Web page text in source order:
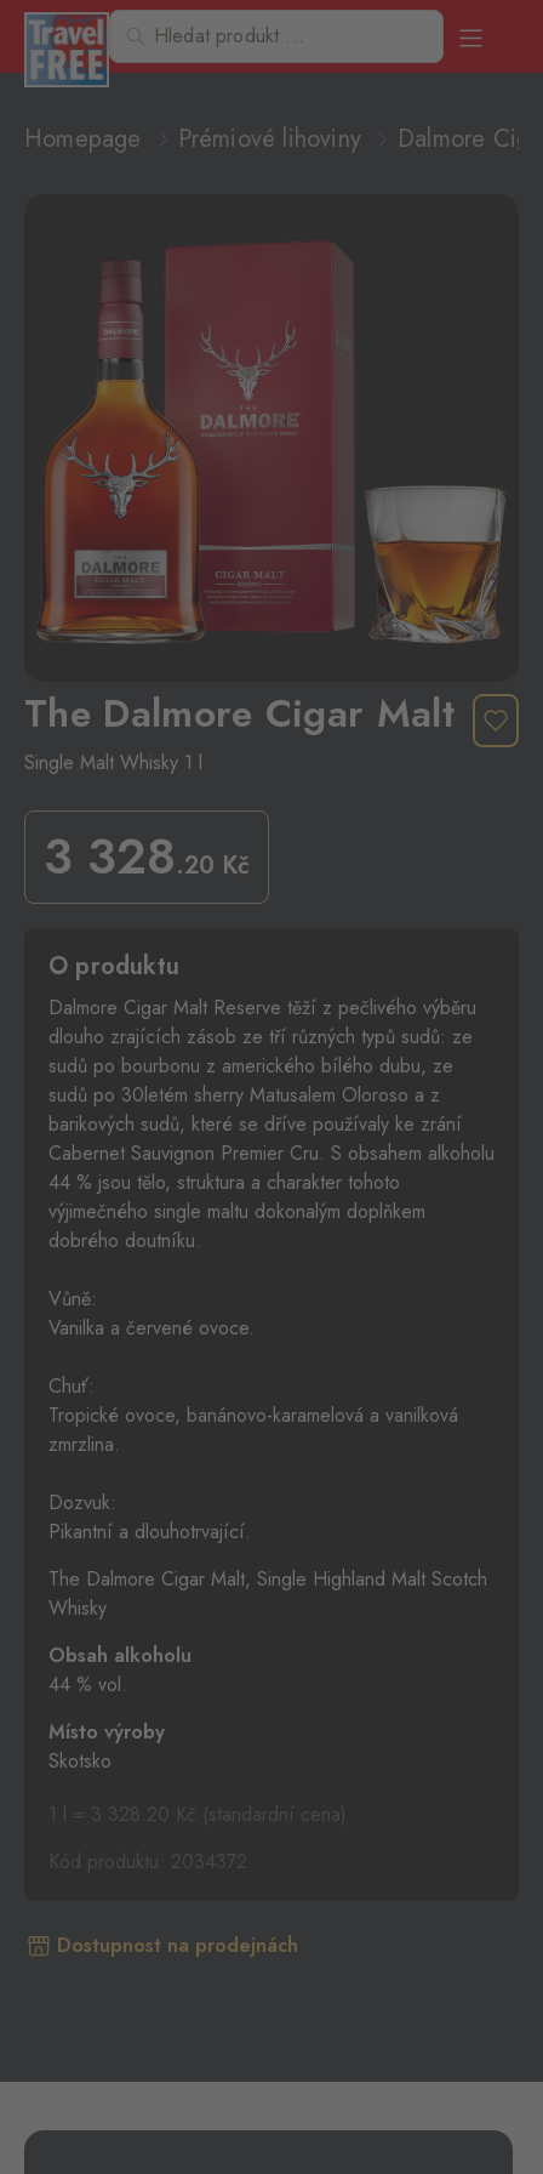
Homepage Prémiové lihoviny Dalmore
The Dalmore Cigar Malt
Single Malt Whisky 1 l
3 328.20 Kč
O produktu
Dalmore Cigar Malt Reserve těží z pečlivého výběru
dlouho zrajících zásob ze tří různých typů sudů: ze
sudů po bourbonu z amerického bílého dubu, ze
sudů po 30letém sherry Matusalem Oloroso a z
barikových sudů, které se dříve používaly ke zrání
Cabernet Sauvignon Premier Cru. S obsahem alkoholu
44 % jsou tělo, struktura a charakter tohoto
výjimečného single maltu dokonalým doplňkem
dobrého doutníku.
Vůně:
Vanilka a červené ovoce.
Chuť:
Tropické ovoce, banánovo-karamelová a vanilková
zmrzlina.
Dozvuk:
Pikantní a dlouhotrvající.
The Dalmore Cigar Malt, Single Highland Malt Scotch
Whisky
Obsah alkoholu
44 % vol.
Místo výroby
Skotsko
1 l = 3 328.20 Kč (standardní cena)
Kód produktu: 2034372
Dostupnost na prodejnách